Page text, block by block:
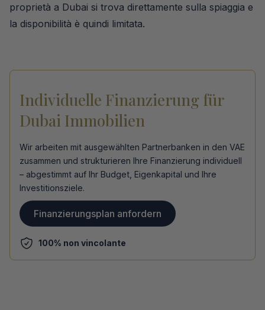
proprietà a Dubai si trova direttamente sulla spiaggia e
la disponibilità è quindi limitata.
Individuelle Finanzierung für
Dubai Immobilien
Wir arbeiten mit ausgewählten Partnerbanken in den VAE
zusammen und strukturieren Ihre Finanzierung individuell
– abgestimmt auf Ihr Budget, Eigenkapital und Ihre
Investitionsziele.
Finanzierungsplan anfordern
100% non vincolante